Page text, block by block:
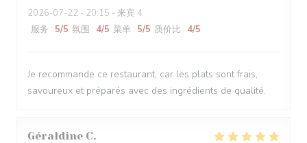
2026-07-22 - 20:15 - 来宾 4
服务 : 5/5 氛围 : 4/5 菜单 : 5/5 质价比 : 4/5
Je recommande ce restaurant, car les plats sont frais,
savoureux et préparés avec des ingrédients de qualité.
Géraldine C